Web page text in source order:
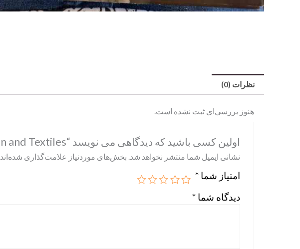
نظرات (0)
هنوز بررسی‌ای ثبت نشده است.
اولین کسی باشید که دیدگاهی می نویسد “Laser Cutting for Fashion and Textiles”
نشانی ایمیل شما منتشر نخواهد شد. بخش‌های موردنیاز علامت‌گذاری شده‌اند
امتیاز شما *
دیدگاه شما *